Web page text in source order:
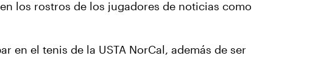
los rostros de los jugadores de noticias como
en el tenis de la USTA NorCal, además de ser